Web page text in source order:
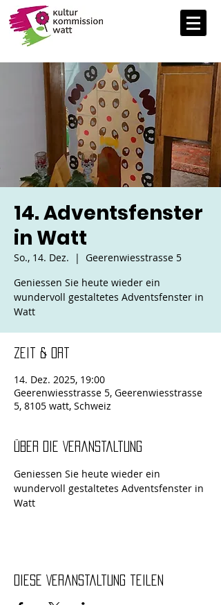
14. Adventsfenster
in Watt
So., 14. Dez.
  |
Geerenwiesstrasse 5
Geniessen Sie heute wieder ein
wundervoll gestaltetes Adventsfenster in
Zeit & Ort
14. Dez. 2025, 19:00
Geerenwiesstrasse 5, Geerenwiesstrasse
5, 8105 watt, Schweiz
Über die Veranstaltung
Geniessen Sie heute wieder ein
wundervoll gestaltetes Adventsfenster in
Watt
Diese Veranstaltung teilen